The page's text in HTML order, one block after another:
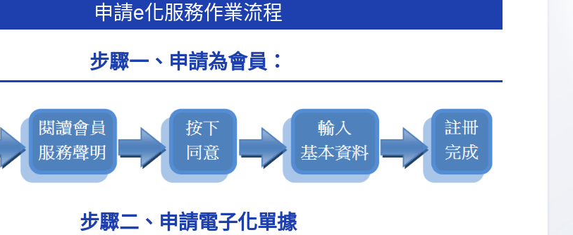
申請e化服務作業流程
步驟一、申請為會員：
步驟二、申請電子化單據